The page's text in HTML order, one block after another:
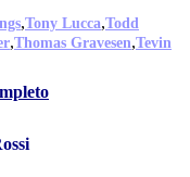
,Tony Lucca,Todd
,Thomas Gravesen,Tevin